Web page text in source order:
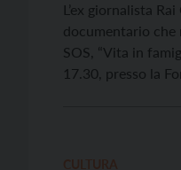
L’ex giornalista
documentario che
SOS, “Vita in
17.30, presso la